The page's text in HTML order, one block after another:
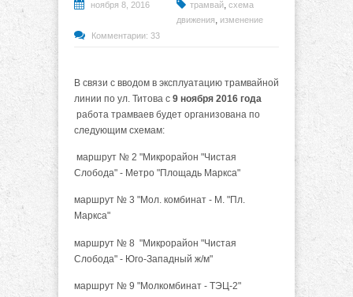
ноября 8, 2016 трамвай, схема
движения, изменение
Комментарии: 33
В связи с вводом в эксплуатацию трамвайной
линии по ул. Титова с 9 ноября 2016 года
работа трамваев будет организована по
следующим схемам:
маршрут № 2 "Микрорайон "Чистая
Слобода" - Метро "Площадь Маркса"
маршрут № 3 "Мол. комбинат - М. "Пл.
Маркса"
маршрут № 8 "Микрорайон "Чистая
Слобода" - Юго-Западный ж/м"
маршрут № 9 "Молкомбинат - ТЭЦ-2"